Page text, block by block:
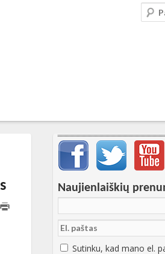
Svarbių įrašų meniu
Naujienlaiškių
Sutinku, kad mano el.